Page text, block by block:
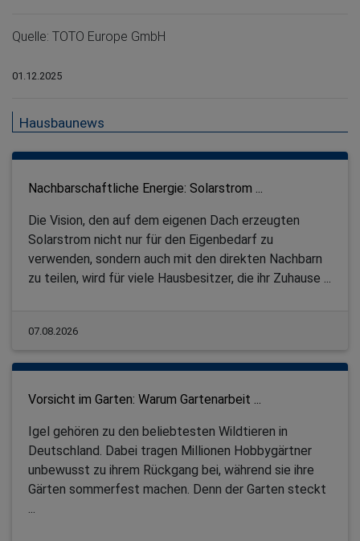
Quelle: TOTO Europe GmbH
01.12.2025
Hausbaunews
Nachbarschaftliche Energie: Solarstrom ...
Die Vision, den auf dem eigenen Dach erzeugten
Solarstrom nicht nur für den Eigenbedarf zu
verwenden, sondern auch mit den direkten Nachbarn
zu teilen, wird für viele Hausbesitzer, die ihr Zuhause ...
07.08.2026
Vorsicht im Garten: Warum Gartenarbeit ...
Igel gehören zu den beliebtesten Wildtieren in
Deutschland. Dabei tragen Millionen Hobbygärtner
unbewusst zu ihrem Rückgang bei, während sie ihre
Gärten sommerfest machen. Denn der Garten steckt
...